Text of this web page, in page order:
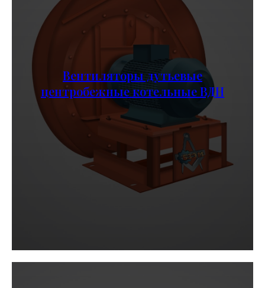
Вентиляторы дутьевые
центробежные котельные ВДН